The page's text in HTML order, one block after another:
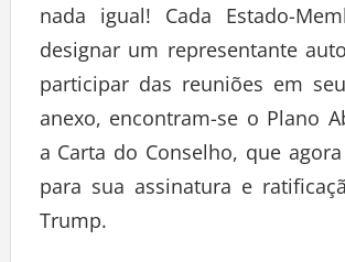
nada igual! Cada Estado-
designar um representante
participar das reuniões em
anexo, encontram-se o Plano
a Carta do Conselho, que
para sua assinatura e
Trump.